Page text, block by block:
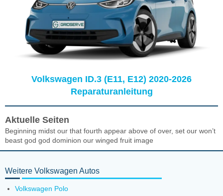
Volkswagen ID.3 (E11, E12) 2020-2026
Reparaturanleitung
Aktuelle Seiten
Beginning midst our that fourth appear above of over, set our won’t
beast god god dominion our winged fruit image
Weitere Volkswagen Autos
Volkswagen Polo